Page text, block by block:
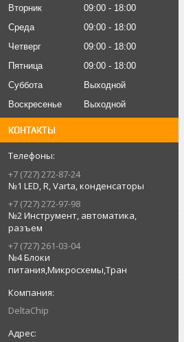
Вторник
09:00
18:00
Среда
09:00
18:00
Четверг
09:00
18:00
Пятница
09:00
18:00
Суббота
Выходной
Воскресенье
Выходной
КОНТАКТЫ
+7 (727) 272-87-24
№1 LED, R, Varta, конденсаторы
+7 (727) 272-97-98
№2 Инструмент, автоматика,
разъем
+7 (727) 261-03-04
№4 Блоки
питания,Микросхемы,Тран
DeltaChip